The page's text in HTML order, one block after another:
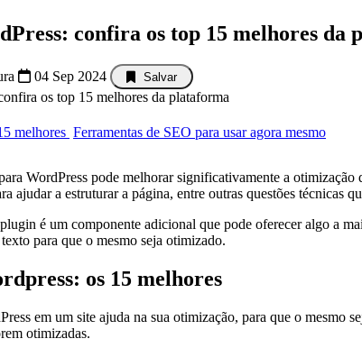
confira os top 15 melhores da
04 Sep 2024 Salvar
melhores Ferramentas de SEO para usar agora mesmo
WordPress pode melhorar significativamente a
ajudar a estruturar a página, entre outras questões técnicas
é um componente adicional que pode oferecer algo a
para que o mesmo seja otimizado.
os 15 melhores
em um site ajuda na sua otimização, para que o mesmo
otimizadas.